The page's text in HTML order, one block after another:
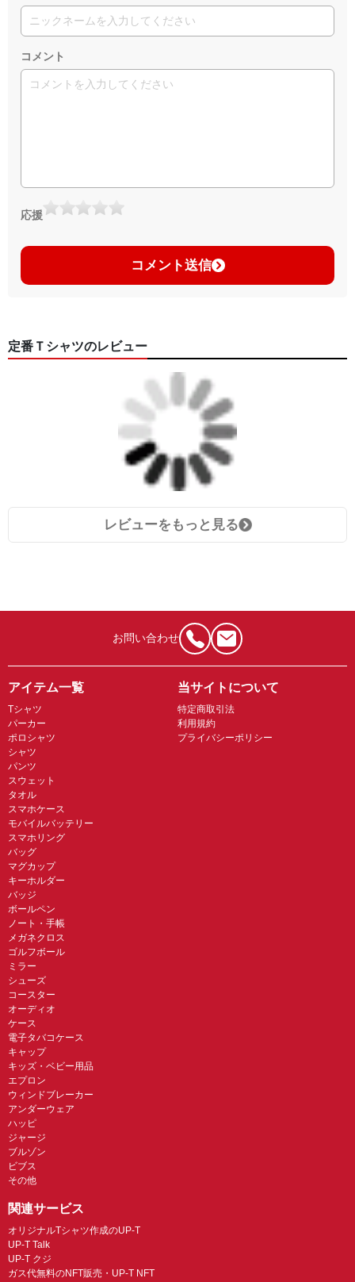
コメント
応援
コメント送信
定番Ｔシャツのレビュー
レビューをもっと見る
お問い合わせ
アイテム一覧
Tシャツ
パーカー
ポロシャツ
シャツ
パンツ
スウェット
タオル
スマホケース
モバイルバッテリー
スマホリング
バッグ
マグカップ
キーホルダー
バッジ
ボールペン
ノート・手帳
メガネクロス
ゴルフボール
ミラー
シューズ
コースター
オーディオ
ケース
電子タバコケース
キャップ
キッズ・ベビー用品
エプロン
ウィンドブレーカー
アンダーウェア
ハッピ
ジャージ
ブルゾン
ビブス
その他
当サイトについて
特定商取引法
利用規約
プライバシーポリシー
関連サービス
オリジナルTシャツ作成のUP-T
UP-T Talk
UP-T クジ
ガス代無料のNFT販売・UP-T NFT